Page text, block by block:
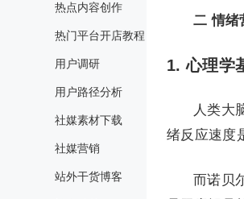
热点内容创作
热门平台开店教程
用户调研
用户路径分析
社媒素材下载
社媒营销
站外干货博客
二 情绪
1.心理学
人类大
绪反应速度
而诺贝